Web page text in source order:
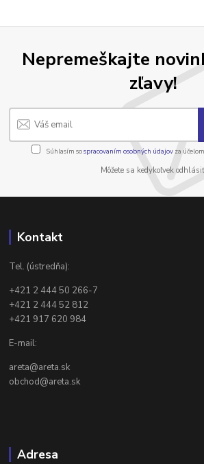
Nepremeškajte
zľavy!
Súhlasím sospracovaním osobných údajov za
Môžete sa kedykoľvek
Kontakt
Tel. (ústredňa):
+421 2 444 50 266-7
+421 2 444 52 812
+421 917 620 984
E-mail:
areta@areta.sk
obchod@areta.sk
Adresa